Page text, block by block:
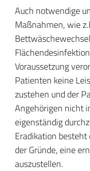
Auch notwendige
Maßnahmen, wie
Voraussetzung
Patienten keine
zustehen und der
Angehörigen nicht
eigenständig
Eradikation
der Gründe, eine
auszustellen.